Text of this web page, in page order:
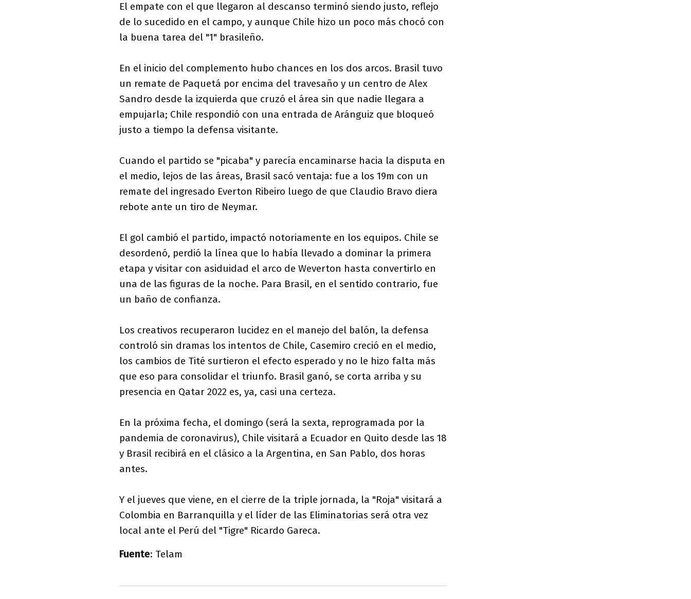
El empate con el que llegaron al descanso terminó siendo justo, reflejo
de lo sucedido en el campo, y aunque Chile hizo un poco más chocó con
la buena tarea del "1" brasileño.
En el inicio del complemento hubo chances en los dos arcos. Brasil tuvo
un remate de Paquetá por encima del travesaño y un centro de Alex
Sandro desde la izquierda que cruzó el área sin que nadie llegara a
empujarla; Chile respondió con una entrada de Aránguiz que bloqueó
justo a tiempo la defensa visitante.
Cuando el partido se "picaba" y parecía encaminarse hacia la disputa en
el medio, lejos de las áreas, Brasil sacó ventaja: fue a los 19m con un
remate del ingresado Everton Ribeiro luego de que Claudio Bravo diera
rebote ante un tiro de Neymar.
El gol cambió el partido, impactó notoriamente en los equipos. Chile se
desordenó, perdió la línea que lo había llevado a dominar la primera
etapa y visitar con asiduidad el arco de Weverton hasta convertirlo en
una de las figuras de la noche. Para Brasil, en el sentido contrario, fue
un baño de confianza.
Los creativos recuperaron lucidez en el manejo del balón, la defensa
controló sin dramas los intentos de Chile, Casemiro creció en el medio,
los cambios de Tité surtieron el efecto esperado y no le hizo falta más
que eso para consolidar el triunfo. Brasil ganó, se corta arriba y su
presencia en Qatar 2022 es, ya, casi una certeza.
En la próxima fecha, el domingo (será la sexta, reprogramada por la
pandemia de coronavirus), Chile visitará a Ecuador en Quito desde las 18
y Brasil recibirá en el clásico a la Argentina, en San Pablo, dos horas
antes.
Y el jueves que viene, en el cierre de la triple jornada, la "Roja" visitará a
Colombia en Barranquilla y el líder de las Eliminatorias será otra vez
local ante el Perú del "Tigre" Ricardo Gareca.
Fuente: Telam